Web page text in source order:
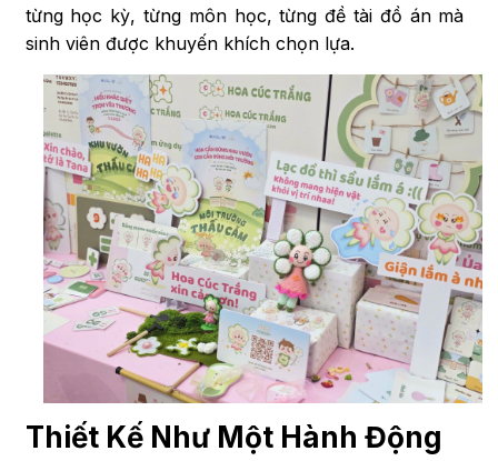
từng học kỳ, từng môn học, từng đề tài đồ án mà
sinh viên được khuyến khích chọn lựa.
Thiết Kế Như Một Hành Động